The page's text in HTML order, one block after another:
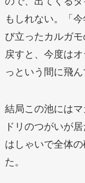
もしれない。「
び立ったカルガ
戻すと、今度は
っという間に飛ん
結局この池には
ドリのつがいが
はしゃいで全体
た。